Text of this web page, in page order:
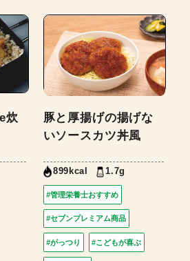
炊
豚と厚揚げの揚げな
いソースカツ丼風
899kcal 1.7g
#管理栄養士おすすめ
#セブンプレミアム商品
#がっつり #こどもが喜ぶ